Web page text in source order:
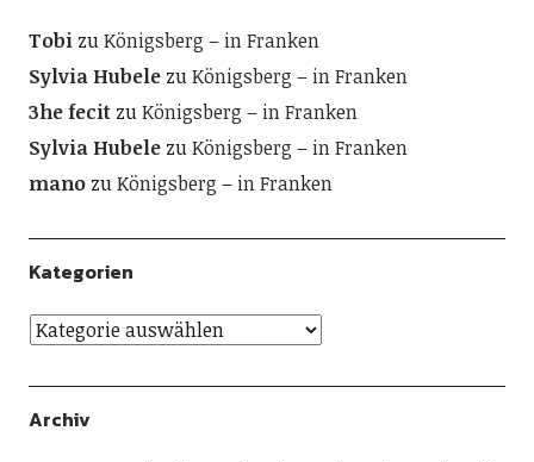
TobizuKönigsberg – in Franken
Sylvia HubelezuKönigsberg – in Franken
3he fecitzuKönigsberg – in Franken
Sylvia HubelezuKönigsberg – in Franken
manozuKönigsberg – in Franken
Kategorien
Archiv